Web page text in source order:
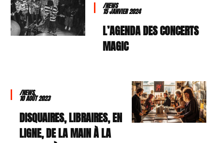
/NEWS
15 JANVIER 2024
L’AGENDA DES CONCERTS
MAGIC
/NEWS
10 AOÛT 2023
DISQUAIRES, LIBRAIRES, EN
LIGNE, DE LA MAIN À LA